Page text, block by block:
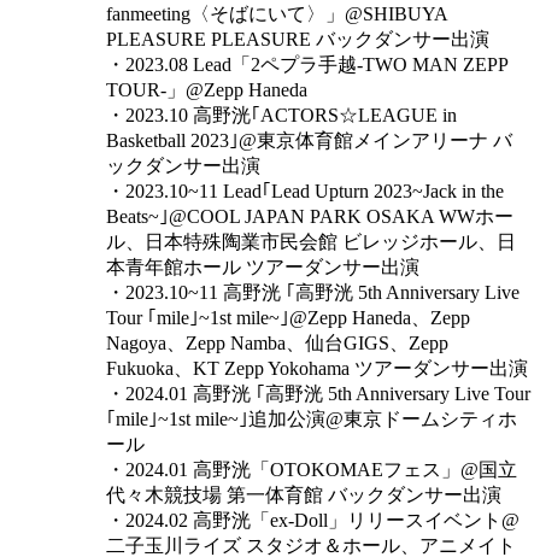
fanmeeting〈そばにいて〉」@SHIBUYA
PLEASURE PLEASURE バックダンサー出演
・2023.08 Lead「2ペプラ手越-TWO MAN ZEPP
TOUR-」@Zepp Haneda
・2023.10 高野洸｢ACTORS☆LEAGUE in
Basketball 2023｣@東京体育館メインアリーナ バ
ックダンサー出演
・2023.10~11 Lead｢Lead Upturn 2023~Jack in the
Beats~｣@COOL JAPAN PARK OSAKA WWホー
ル、日本特殊陶業市民会館 ビレッジホール、日
本青年館ホール ツアーダンサー出演
・2023.10~11 高野洸 ｢高野洸 5th Anniversary Live
Tour ｢mile｣~1st mile~｣@Zepp Haneda、Zepp
Nagoya、Zepp Namba、仙台GIGS、Zepp
Fukuoka、KT Zepp Yokohama ツアーダンサー出演
・2024.01 高野洸 ｢高野洸 5th Anniversary Live Tour
｢mile｣~1st mile~｣追加公演@東京ドームシティホ
ール
・2024.01 高野洸「OTOKOMAEフェス」@国立
代々木競技場 第一体育館 バックダンサー出演
・2024.02 高野洸「ex-Doll」リリースイベント@
二子玉川ライズ スタジオ＆ホール、アニメイト